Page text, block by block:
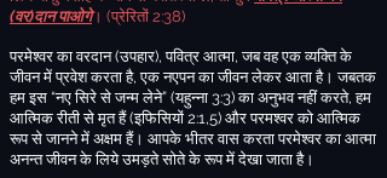
(वर)दान पाओगे। (प्रेरितों 2:38)
परमेश्वर का वरदान(उपहार),पवित्र आत्मा,जब वह एक व्यक्ति के
जीवन में प्रवेश करता है,एक नएपन का जीवन लेकर आता है।जबतक
हम इस “नए सिरे से जन्म लेने” (यहुन्ना 3:3)का अनुभव नहीं करते,हम
आत्मिक रीती से मृत हैं(इफिसियों 2:1,5) और परमश्वर को आत्मिक
रूप से जानने में अक्षम हैं। आपके भीतर वास करता परमेश्वर का आत्मा
अनन्त जीवन के लिये उमड़ते सोते के रूप में देखा जाता है।